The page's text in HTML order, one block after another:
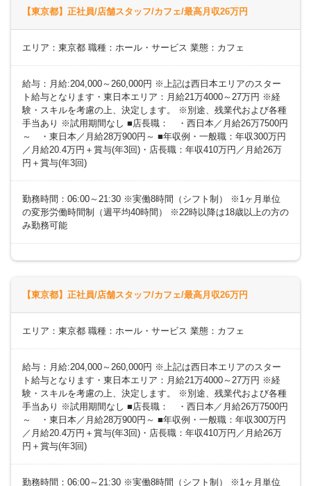
【東京都】正社員/店舗スタッフ/カフェ/最高月収26万円
エリア：東京都 職種：ホール・サービス 業態：カフェ
給与：月給:204,000～260,000円 ※上記は西日本エリアのスター
ト給与となります・東日本エリア：月給21万4000～27万円 ※経
験・スキルを考慮の上、決定します。 ※別途、残業代および各種
手当あり ※試用期間なし ■店長職： ・西日本／月給26万7500円
～ ・東日本／月給28万900円～ ■年収例・一般職：年収300万円
／月給20.4万円＋賞与(年3回)・店長職：年収410万円／月給26万
円＋賞与(年3回)
勤務時間：06:00～21:30 ※実働8時間（シフト制） ※1ヶ月単位
の変形労働時間制（週平均40時間） ※22時以降は18歳以上の方の
み勤務可能
【東京都】正社員/店舗スタッフ/カフェ/最高月収26万円
エリア：東京都 職種：ホール・サービス 業態：カフェ
給与：月給:204,000～260,000円 ※上記は西日本エリアのスター
ト給与となります・東日本エリア：月給21万4000～27万円 ※経
験・スキルを考慮の上、決定します。 ※別途、残業代および各種
手当あり ※試用期間なし ■店長職： ・西日本／月給26万7500円
～ ・東日本／月給28万900円～ ■年収例・一般職：年収300万円
／月給20.4万円＋賞与(年3回)・店長職：年収410万円／月給26万
円＋賞与(年3回)
勤務時間：06:00～21:30 ※実働8時間（シフト制） ※1ヶ月単位